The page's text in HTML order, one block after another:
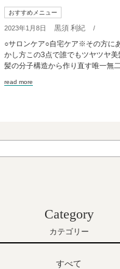
おすすめメニュー
2023年1月8日 黒須 利紀 /
○サロンケア○自宅ケア※その方に
かし方この3点で誰でもツヤツヤ美
髪の分子構造から作り直す唯一無二
read more
Category
カテゴリー
すべて